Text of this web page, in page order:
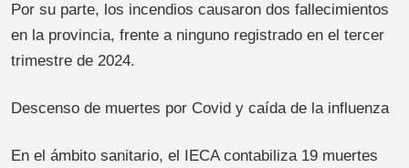
Por su parte, los incendios causaron dos fallecimientos
en la provincia, frente a ninguno registrado en el tercer
trimestre de 2024.
Descenso de muertes por Covid y caída de la influenza
En el ámbito sanitario, el IECA contabiliza 19 muertes